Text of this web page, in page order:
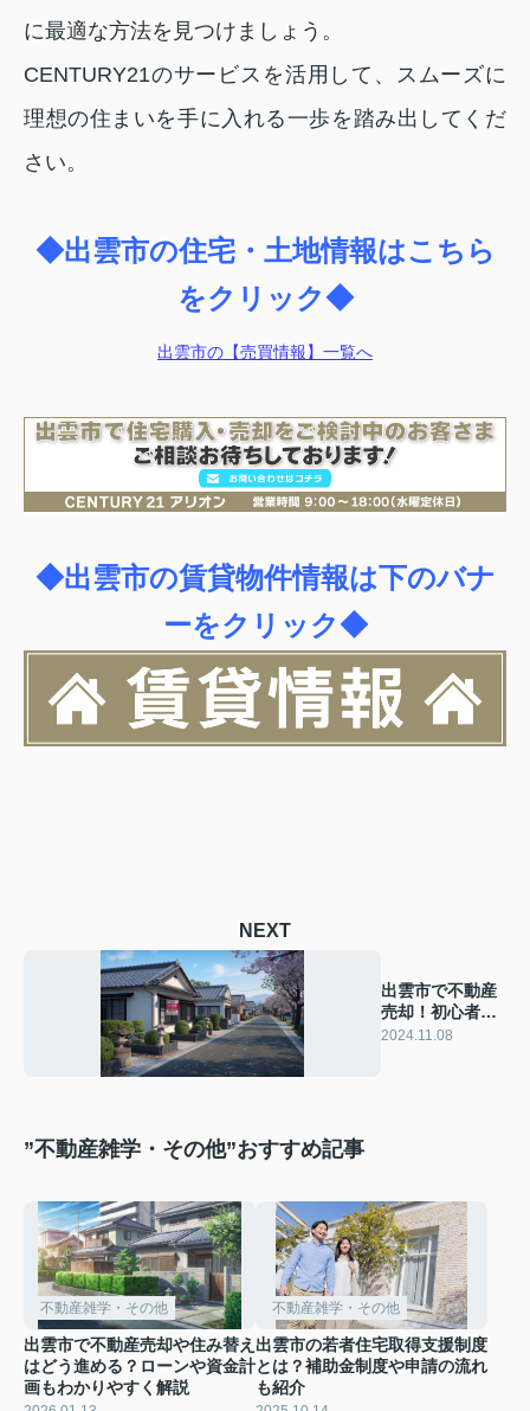
に最適な方法を見つけましょう。
CENTURY21のサービスを活用して、スムーズに
理想の住まいを手に入れる一歩を踏み出してくだ
さい。
◆出雲市の住宅・土地情報はこちら
をクリック◆
出雲市の【売買情報】一覧へ
◆出雲市の賃貸物件情報は下のバナ
ーをクリック◆
NEXT
出雲市で不動産
売却！初心者必
見の相談ポイン
2024.11.08
”不動産雑学・その他”おすすめ記事
不動産雑学・その他
出雲市で不動産売却や住み替え
はどう進める？ローンや資金計
画もわかりやすく解説
不動産雑学・その他
出雲市の若者住宅取得支援制度
とは？補助金制度や申請の流れ
も紹介